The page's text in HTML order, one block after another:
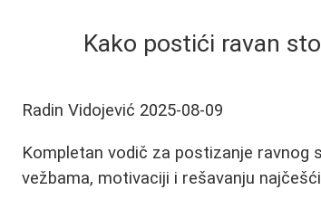
Kako postići ravan
Radin Vidojević 2025-08-09
Kompletan vodič za postizanje ravnog
vežbama, motivaciji i rešavanju